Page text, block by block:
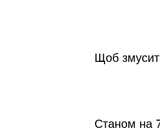
Щоб
Станом на